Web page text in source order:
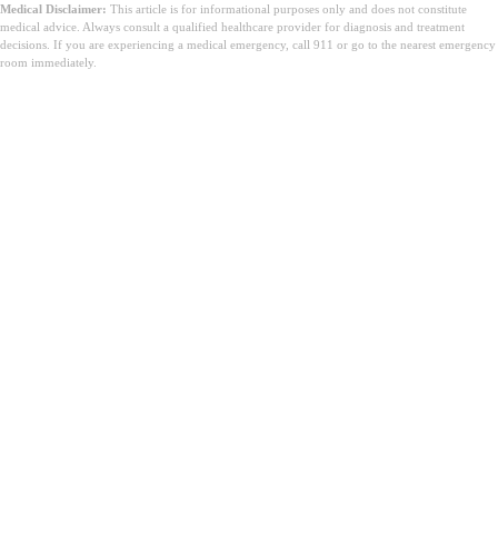
Medical Disclaimer: This article is for informational purposes only and does not constitute
medical advice. Always consult a qualified healthcare provider for diagnosis and treatment
decisions. If you are experiencing a medical emergency, call 911 or go to the nearest emergency
room immediately.